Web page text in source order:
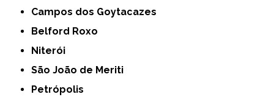
Campos dos Goytacazes
Belford Roxo
Niterói
São João de Meriti
Petrópolis